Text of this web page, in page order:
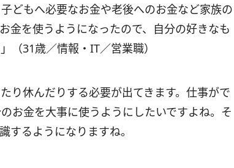
どもへ必要なお金や老後へのお金など家族の
金を使うようになったので、自分の好きなも
（31歳／情報・IT／営業職）
り休んだりする必要が出てきます。仕事がで
お金を大事に使うようにしたいですよね。そ
するようになりますね。